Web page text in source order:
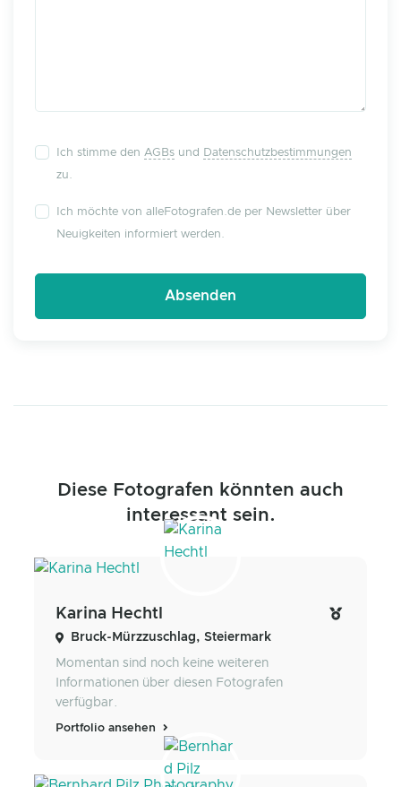
Ich stimme den AGBs und
Datenschutzbestimmungen
zu.
Ich möchte von alleFotografen.de per Newsletter über
Neuigkeiten informiert werden.
Diese Fotografen könnten auch
interessant sein.
Karina Hechtl
Bruck-Mürzzuschlag, Steiermark
Momentan sind noch keine weiteren
Informationen über diesen Fotografen
verfügbar.
Portfolio ansehen